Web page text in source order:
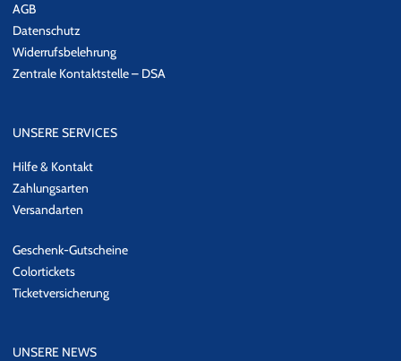
AGB
Datenschutz
Widerrufsbelehrung
Zentrale Kontaktstelle – DSA
UNSERE SERVICES
Hilfe & Kontakt
Zahlungsarten
Versandarten
Geschenk-Gutscheine
Colortickets
Ticketversicherung
UNSERE NEWS